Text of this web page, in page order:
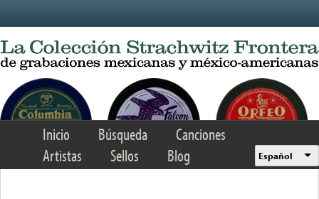
Inicio Búsqueda
Canciones
Artistas
Sellos Blog Español